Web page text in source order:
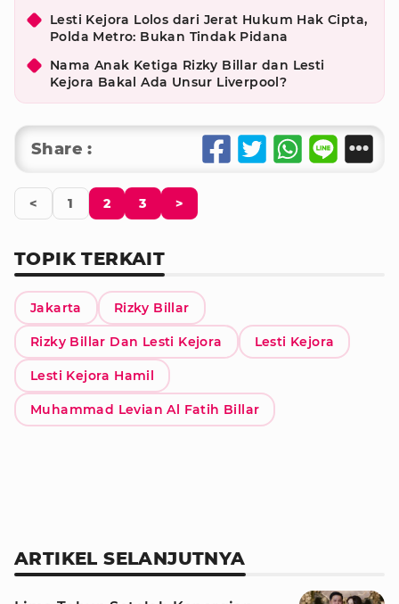
Lesti Kejora Lolos dari Jerat Hukum Hak Cipta,
Polda Metro: Bukan Tindak Pidana
Nama Anak Ketiga Rizky Billar dan Lesti
Kejora Bakal Ada Unsur Liverpool?
Share :
< 1 2 3 >
TOPIK TERKAIT
Jakarta Rizky Billar
Rizky Billar Dan Lesti Kejora Lesti Kejora
Lesti Kejora Hamil
Muhammad Levian Al Fatih Billar
ARTIKEL SELANJUTNYA